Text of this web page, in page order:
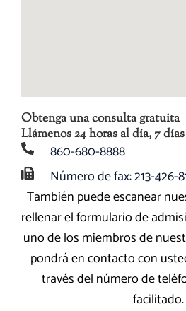
Obtenga una consulta gratuita
Llámenos 24 horas al día, 7
860-680-8888
Número de fax: 213-426-
También puede escanear
rellenar el formulario de
uno de los miembros de
pondrá en contacto con
través del número de
facilitado.